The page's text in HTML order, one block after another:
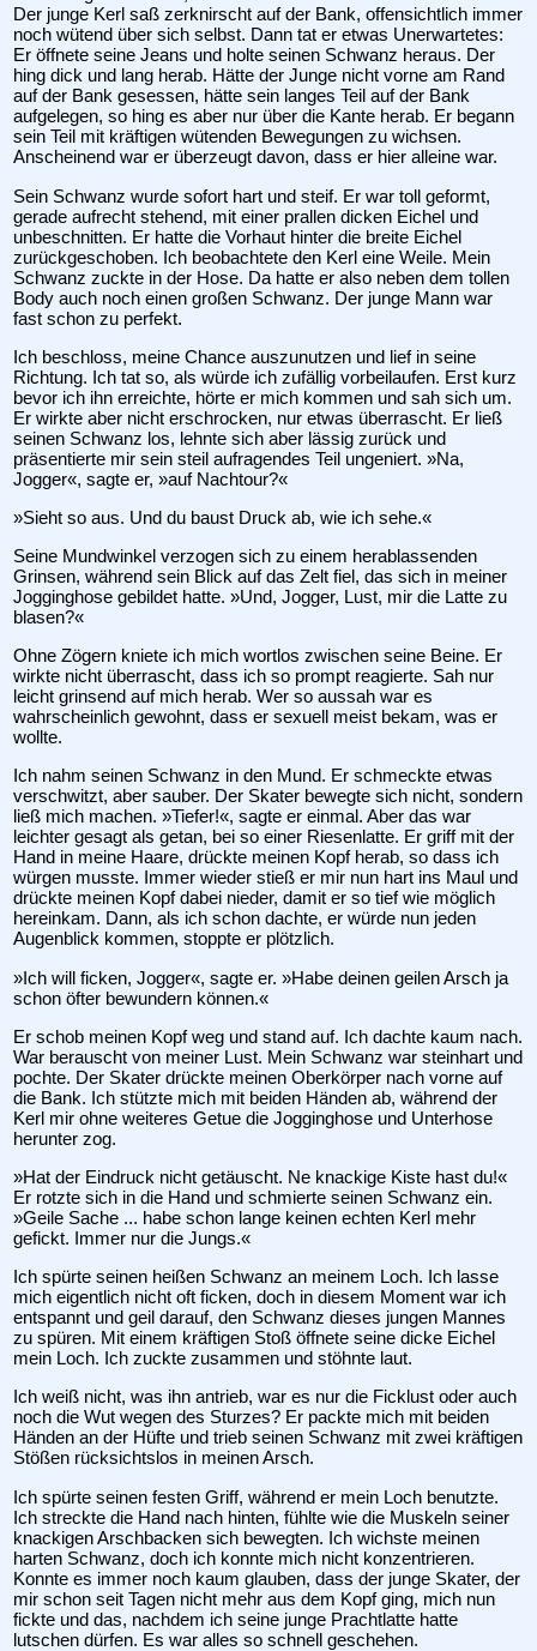
Der junge Kerl saß zerknirscht auf der Bank, offensichtlich immer
noch wütend über sich selbst. Dann tat er etwas Unerwartetes:
Er öffnete seine Jeans und holte seinen Schwanz heraus. Der
hing dick und lang herab. Hätte der Junge nicht vorne am Rand
auf der Bank gesessen, hätte sein langes Teil auf der Bank
aufgelegen, so hing es aber nur über die Kante herab. Er begann
sein Teil mit kräftigen wütenden Bewegungen zu wichsen.
Anscheinend war er überzeugt davon, dass er hier alleine war.
Sein Schwanz wurde sofort hart und steif. Er war toll geformt,
gerade aufrecht stehend, mit einer prallen dicken Eichel und
unbeschnitten. Er hatte die Vorhaut hinter die breite Eichel
zurückgeschoben. Ich beobachtete den Kerl eine Weile. Mein
Schwanz zuckte in der Hose. Da hatte er also neben dem tollen
Body auch noch einen großen Schwanz. Der junge Mann war
fast schon zu perfekt.
Ich beschloss, meine Chance auszunutzen und lief in seine
Richtung. Ich tat so, als würde ich zufällig vorbeilaufen. Erst kurz
bevor ich ihn erreichte, hörte er mich kommen und sah sich um.
Er wirkte aber nicht erschrocken, nur etwas überrascht. Er ließ
seinen Schwanz los, lehnte sich aber lässig zurück und
präsentierte mir sein steil aufragendes Teil ungeniert. »Na,
Jogger«, sagte er, »auf Nachtour?«
»Sieht so aus. Und du baust Druck ab, wie ich sehe.«
Seine Mundwinkel verzogen sich zu einem herablassenden
Grinsen, während sein Blick auf das Zelt fiel, das sich in meiner
Jogginghose gebildet hatte. »Und, Jogger, Lust, mir die Latte zu
blasen?«
Ohne Zögern kniete ich mich wortlos zwischen seine Beine. Er
wirkte nicht überrascht, dass ich so prompt reagierte. Sah nur
leicht grinsend auf mich herab. Wer so aussah war es
wahrscheinlich gewohnt, dass er sexuell meist bekam, was er
wollte.
Ich nahm seinen Schwanz in den Mund. Er schmeckte etwas
verschwitzt, aber sauber. Der Skater bewegte sich nicht, sondern
ließ mich machen. »Tiefer!«, sagte er einmal. Aber das war
leichter gesagt als getan, bei so einer Riesenlatte. Er griff mit der
Hand in meine Haare, drückte meinen Kopf herab, so dass ich
würgen musste. Immer wieder stieß er mir nun hart ins Maul und
drückte meinen Kopf dabei nieder, damit er so tief wie möglich
hereinkam. Dann, als ich schon dachte, er würde nun jeden
Augenblick kommen, stoppte er plötzlich.
»Ich will ficken, Jogger«, sagte er. »Habe deinen geilen Arsch ja
schon öfter bewundern können.«
Er schob meinen Kopf weg und stand auf. Ich dachte kaum nach.
War berauscht von meiner Lust. Mein Schwanz war steinhart und
pochte. Der Skater drückte meinen Oberkörper nach vorne auf
die Bank. Ich stützte mich mit beiden Händen ab, während der
Kerl mir ohne weiteres Getue die Jogginghose und Unterhose
herunter zog.
»Hat der Eindruck nicht getäuscht. Ne knackige Kiste hast du!«
Er rotzte sich in die Hand und schmierte seinen Schwanz ein.
»Geile Sache ... habe schon lange keinen echten Kerl mehr
gefickt. Immer nur die Jungs.«
Ich spürte seinen heißen Schwanz an meinem Loch. Ich lasse
mich eigentlich nicht oft ficken, doch in diesem Moment war ich
entspannt und geil darauf, den Schwanz dieses jungen Mannes
zu spüren. Mit einem kräftigen Stoß öffnete seine dicke Eichel
mein Loch. Ich zuckte zusammen und stöhnte laut.
Ich weiß nicht, was ihn antrieb, war es nur die Ficklust oder auch
noch die Wut wegen des Sturzes? Er packte mich mit beiden
Händen an der Hüfte und trieb seinen Schwanz mit zwei kräftigen
Stößen rücksichtslos in meinen Arsch.
Ich spürte seinen festen Griff, während er mein Loch benutzte.
Ich streckte die Hand nach hinten, fühlte wie die Muskeln seiner
knackigen Arschbacken sich bewegten. Ich wichste meinen
harten Schwanz, doch ich konnte mich nicht konzentrieren.
Konnte es immer noch kaum glauben, dass der junge Skater, der
mir schon seit Tagen nicht mehr aus dem Kopf ging, mich nun
fickte und das, nachdem ich seine junge Prachtlatte hatte
lutschen dürfen. Es war alles so schnell geschehen.